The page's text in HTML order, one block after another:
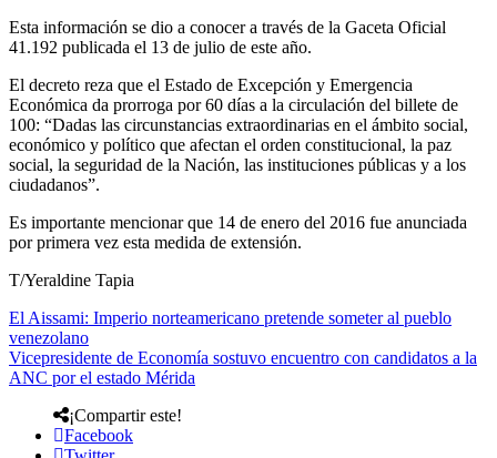
Esta información se dio a conocer a través de la Gaceta Oficial
41.192 publicada el 13 de julio de este año.
El decreto reza que el Estado de Excepción y Emergencia
Económica da prorroga por 60 días a la circulación del billete de
100: “Dadas las circunstancias extraordinarias en el ámbito social,
económico y político que afectan el orden constitucional, la paz
social, la seguridad de la Nación, las instituciones públicas y a los
ciudadanos”.
Es importante mencionar que 14 de enero del 2016 fue anunciada
por primera vez esta medida de extensión.
T/Yeraldine Tapia
El Aissami: Imperio norteamericano pretende someter al pueblo
venezolano
Vicepresidente de Economía sostuvo encuentro con candidatos a la
ANC por el estado Mérida
¡Compartir este!
Facebook